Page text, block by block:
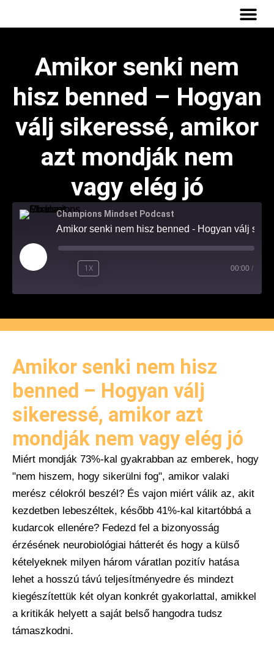
Amikor senki nem
hisz benned – Hogyan
válj sikeressé, amikor
azt mondják nem
vagy elég jó
Champions Mindset Podcast
1X 00:00 /
Amikor senki nem hisz
benned – Hogyan válj
sikeressé, amikor azt
mondják nem vagy elég jó
Miért mondják 73%-kal gyakrabban az emberek, hogy
"nem hiszem, hogy sikerülni fog", amikor valaki
merész célokról beszél? És vajon miért válik az, akit
kezdetben lebeszéltek, később 41%-kal kitartóbbá a
kudarcok ellenére? Fedezd fel a bizonyosság
érzésének neurobiológiai hátterét és hogy a külső
kételyeknek milyen három váratlan pozitív hatása
lehet a hosszú távú teljesítményedre és mindezt
kiegészítettük két olyan konkrét gyakorlattal, amikkel
a kritikák helyett a saját belső hangodra tudsz
támaszkodni.